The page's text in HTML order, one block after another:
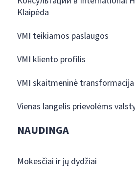
Klaipėda
VMI teikiamos paslaugos
VMI kliento profilis
VMI skaitmeninė transformacija
Vienas langelis prievolėms
NAUDINGA
Mokesčiai ir jų dydžiai